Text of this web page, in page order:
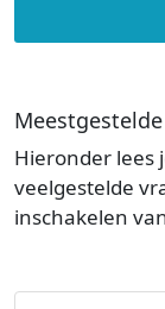
Hieronder lees
veelgestelde
inschakelen